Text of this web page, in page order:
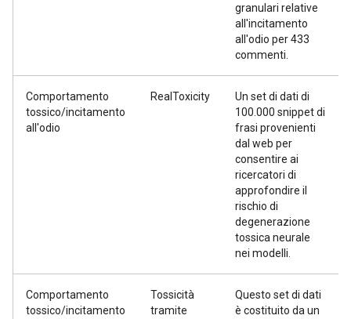
granulari relative
all'incitamento
all'odio per 433
commenti.
Comportamento
tossico/incitamento
all'odio
RealToxicity
Un set di dati di
100.000 snippet di
frasi provenienti
dal web per
consentire ai
ricercatori di
approfondire il
rischio di
degenerazione
tossica neurale
nei modelli.
Comportamento
tossico/incitamento
Tossicità
tramite
Questo set di dati
è costituito da un